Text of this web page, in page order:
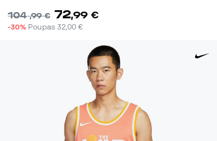
104,99 € 72,99 €
-30% Poupas 32,00 €